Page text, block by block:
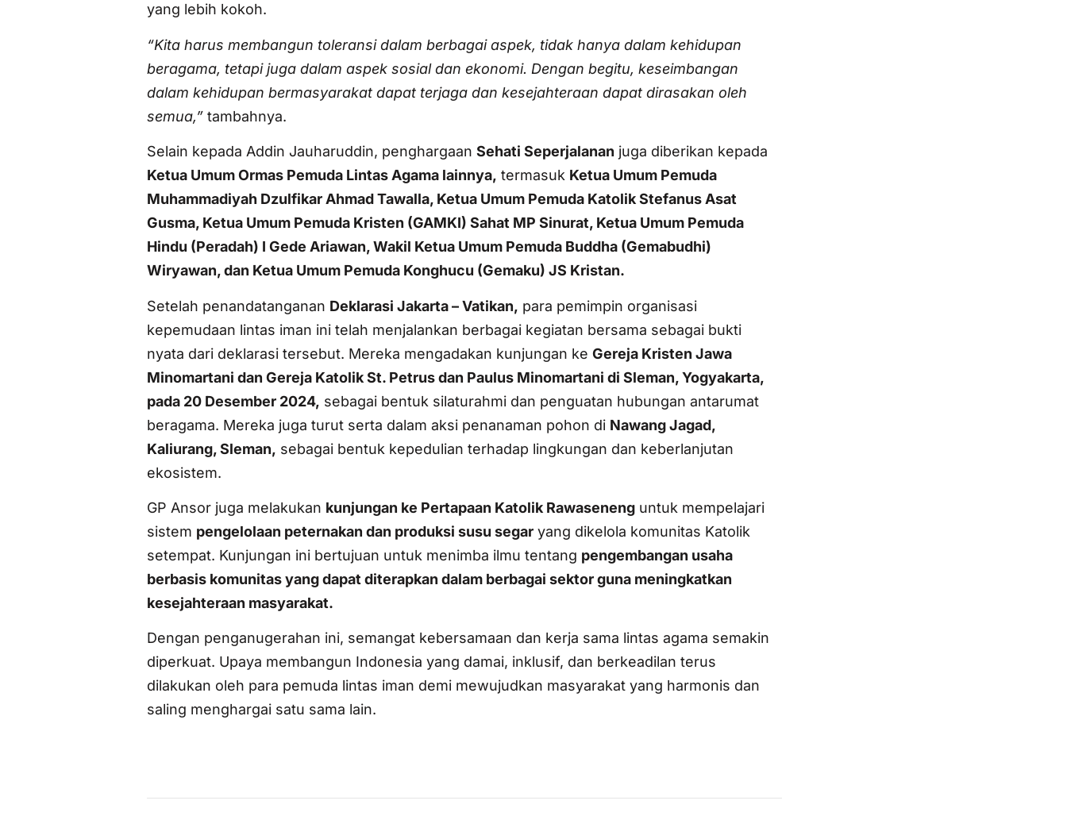
yang lebih kokoh.
“Kita harus membangun toleransi dalam berbagai aspek, tidak hanya dalam kehidupan
beragama, tetapi juga dalam aspek sosial dan ekonomi. Dengan begitu, keseimbangan
dalam kehidupan bermasyarakat dapat terjaga dan kesejahteraan dapat dirasakan oleh
semua,” tambahnya.
Selain kepada Addin Jauharuddin, penghargaan Sehati Seperjalanan juga diberikan kepada
Ketua Umum Ormas Pemuda Lintas Agama lainnya, termasuk Ketua Umum Pemuda
Muhammadiyah Dzulfikar Ahmad Tawalla, Ketua Umum Pemuda Katolik Stefanus Asat
Gusma, Ketua Umum Pemuda Kristen (GAMKI) Sahat MP Sinurat, Ketua Umum Pemuda
Hindu (Peradah) I Gede Ariawan, Wakil Ketua Umum Pemuda Buddha (Gemabudhi)
Wiryawan, dan Ketua Umum Pemuda Konghucu (Gemaku) JS Kristan.
Setelah penandatanganan Deklarasi Jakarta – Vatikan, para pemimpin organisasi
kepemudaan lintas iman ini telah menjalankan berbagai kegiatan bersama sebagai bukti
nyata dari deklarasi tersebut. Mereka mengadakan kunjungan ke Gereja Kristen Jawa
Minomartani dan Gereja Katolik St. Petrus dan Paulus Minomartani di Sleman, Yogyakarta,
pada 20 Desember 2024, sebagai bentuk silaturahmi dan penguatan hubungan antarumat
beragama. Mereka juga turut serta dalam aksi penanaman pohon di Nawang Jagad,
Kaliurang, Sleman, sebagai bentuk kepedulian terhadap lingkungan dan keberlanjutan
ekosistem.
GP Ansor juga melakukan kunjungan ke Pertapaan Katolik Rawaseneng untuk mempelajari
sistem pengelolaan peternakan dan produksi susu segar yang dikelola komunitas Katolik
setempat. Kunjungan ini bertujuan untuk menimba ilmu tentang pengembangan usaha
berbasis komunitas yang dapat diterapkan dalam berbagai sektor guna meningkatkan
kesejahteraan masyarakat.
Dengan penganugerahan ini, semangat kebersamaan dan kerja sama lintas agama semakin
diperkuat. Upaya membangun Indonesia yang damai, inklusif, dan berkeadilan terus
dilakukan oleh para pemuda lintas iman demi mewujudkan masyarakat yang harmonis dan
saling menghargai satu sama lain.